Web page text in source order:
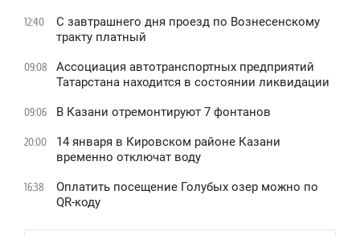
12:40
С завтрашнего дня проезд по Вознесенскому
тракту платный
09:08
Ассоциация автотранспортных предприятий
Татарстана находится в состоянии ликвидации
09:06 В Казани отремонтируют 7 фонтанов
20:00
14 января в Кировском районе Казани
временно отключат воду
16:38
Оплатить посещение Голубых озер можно по
QR-коду